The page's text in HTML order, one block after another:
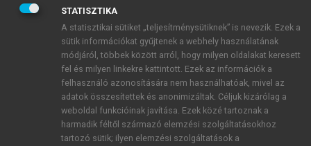
BELÉPÉS SAJÁT FIÓKKAL
ÚJ FIÓK LÉTREHOZÁSA
1 óra díjmentes hozzáférés
E-MAIL-CÍM
STATISZTIKA
A statisztikai sütiket „teljesítménysütiknek” is nevezik. Ezek a
sütik információkat gyűjtenek a webhely használatának
módjáról, többek között arról, hogy milyen oldalakat keresett
fel és milyen linkekre kattintott. Ezek az információk a
felhasználó azonosítására nem használhatóak, mivel az
adatok összesítettek és anonimizáltak. Céljuk kizárólag a
weboldal funkcióinak javítása. Ezek közé tartoznak a
harmadik féltől származó elemzési szolgáltatásokhoz
tartozó sütik; ilyen elemzési szolgáltatások a